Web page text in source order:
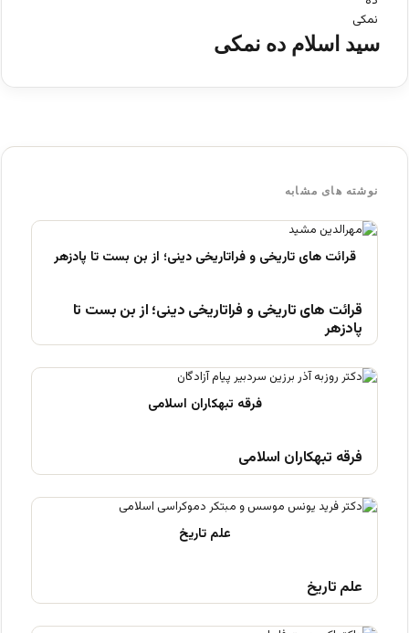
سید اسلام ده نمکی
نوشته های مشابه
قرائت های تاریخی و فراتاریخی دینی؛ از بن بست تا
پادزهر
فرقه تبهکاران اسلامی
علم تاریخ